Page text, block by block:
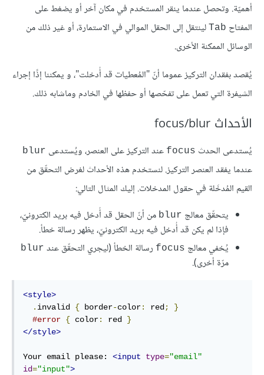
أهميّة. وتحصل عندما ينقر المستخدم في مكان آخر أو يضغط على
المفتاح Tab لينتقل إلى الحقل الموالي في الاستمارة، أو غير ذلك من
الوسائل الممكنة الأخرى.
يُقصد بفقدان التركيز عموما أنّ "المُعطيات قد أُدخلت"، و يمكننا إذًا إجراء
الشيفرة التي تعمل على تفحّصها أو حفظها في الخادم وماشابه ذلك.
الأحداث focus/blur
يُستدعى الحدث focus عند التركيز على العنصر، ويُستدعى blur
عندما يفقد العنصر التركيز. لنستخدم هذه الأحداث لغرض التحقّق من
القيم المُدخَلة في حقول المدخلات. إليك المثال التالي:
يتحقّق معالج blur من أنّ الحقل قد أُدخل فيه بريد الكترونيّ،
فإذا لم يكن قد أُدخل فيه بريد الكترونيّ، يظهر رسالة خطأ.
يُخفي معالج focus رسالة الخطأ (ليجري التحقّق عند blur
مرّة أخرى).
<style>
. invalid { border-color: red ;
}
#error { color: red }
</style>
Your email please: <input type="email"
id="input">